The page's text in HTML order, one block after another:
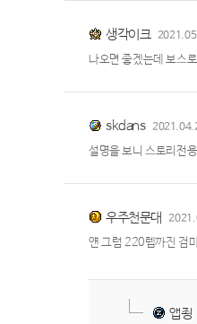
생각이크
나오면 좋겠는데 보스
skdans
설명을 보니 스토리전
우주천문대
얜 그럼 220렙까진 검
앱죙